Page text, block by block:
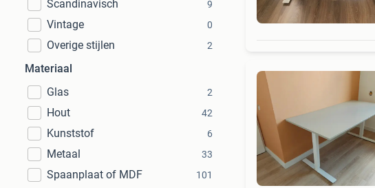
Scandinavisch 9
Vintage 0
Overige stijlen 2
Materiaal
Glas
2
Hout 42
Kunststof 6
Metaal 33
Spaanplaat of MDF 101